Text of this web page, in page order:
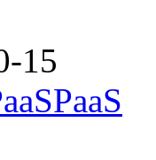
15
PaaS